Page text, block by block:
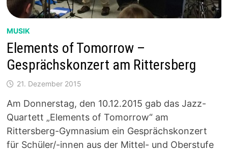
MUSIK
Elements of Tomorrow –
Gesprächskonzert am Rittersberg
21. Dezember 2015
Am Donnerstag, den 10.12.2015 gab das Jazz-
Quartett „Elements of Tomorrow“ am
Rittersberg-Gymnasium ein Gesprächskonzert
für Schüler/-innen aus der Mittel- und Oberstufe